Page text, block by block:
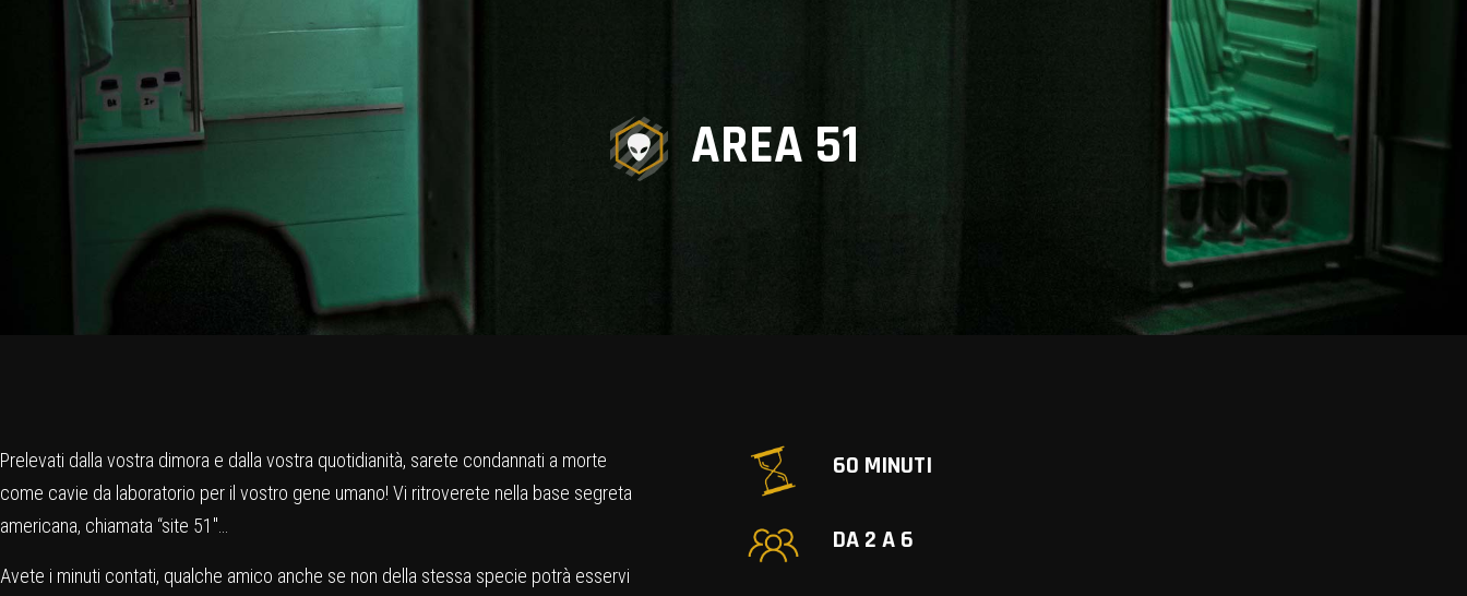
AREA 51
Prelevati dalla vostra dimora e dalla vostra quotidianità, sarete condannati a morte
come cavie da laboratorio per il vostro gene umano! Vi ritroverete nella base segreta
americana, chiamata “site 51″…
Avete i minuti contati, qualche amico anche se non della stessa specie potrà esservi
60 MINUTI
DA 2 A 6